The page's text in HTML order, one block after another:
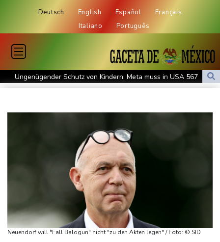
Deutsch English Español
Français
Italiano
Português
Ungenügender Schutz von Kindern: Meta muss in USA 567
Millionen Dollar zahlen
USA wollen bei Visa-Anträgen offenbar Online-Aktivitäten noch
Röwekamp: Innenministerium muss zentral für Drohnenabwehr
Trump unternimmt neuen Vorstoß im Streit um US-
Erdogan reist zu Dreier-Gipfel mit Pakistan nach Saudi-Arabien
58 Soldaten im Jemen bei Huthi-Angriffen getötet - Regierung
Neuendorf will "Fall Balogun" nicht "zu den Akten legen" / Foto: © SID